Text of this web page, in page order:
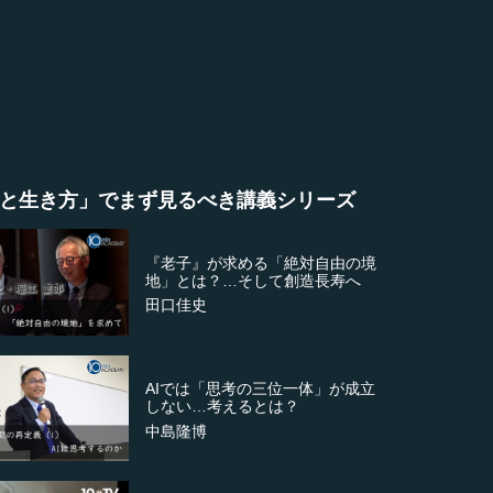
生き方」でまず見るべき講義シリーズ
『老子』が求める「絶対自由の境
地」とは？…そして創造長寿へ
田口佳史
AIでは「思考の三位一体」が成立
しない…考えるとは？
中島隆博